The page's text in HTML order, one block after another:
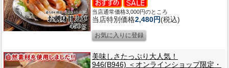
当店通常価格3,000円のところ
当店特別価格2,480円(税込)
美味しさたっぷり大人気！
946(B946) ＜オンラインショップ限定・